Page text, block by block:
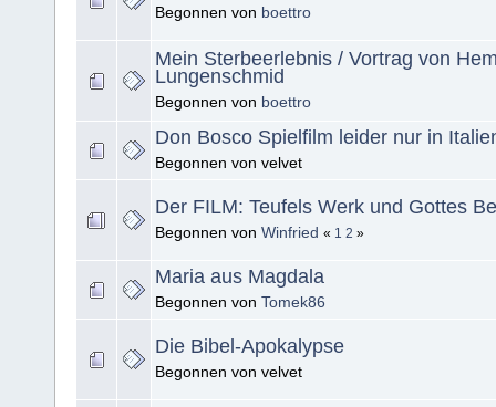
Begonnen von boettro
Mein Sterbeerlebnis / Vortrag von
Lungenschmid
Begonnen von boettro
Don Bosco Spielfilm leider nur in
Begonnen von velvet
Der FILM: Teufels Werk und Gottes
Begonnen von Winfried « 1 2 »
Maria aus Magdala
Begonnen von Tomek86
Die Bibel-Apokalypse
Begonnen von velvet